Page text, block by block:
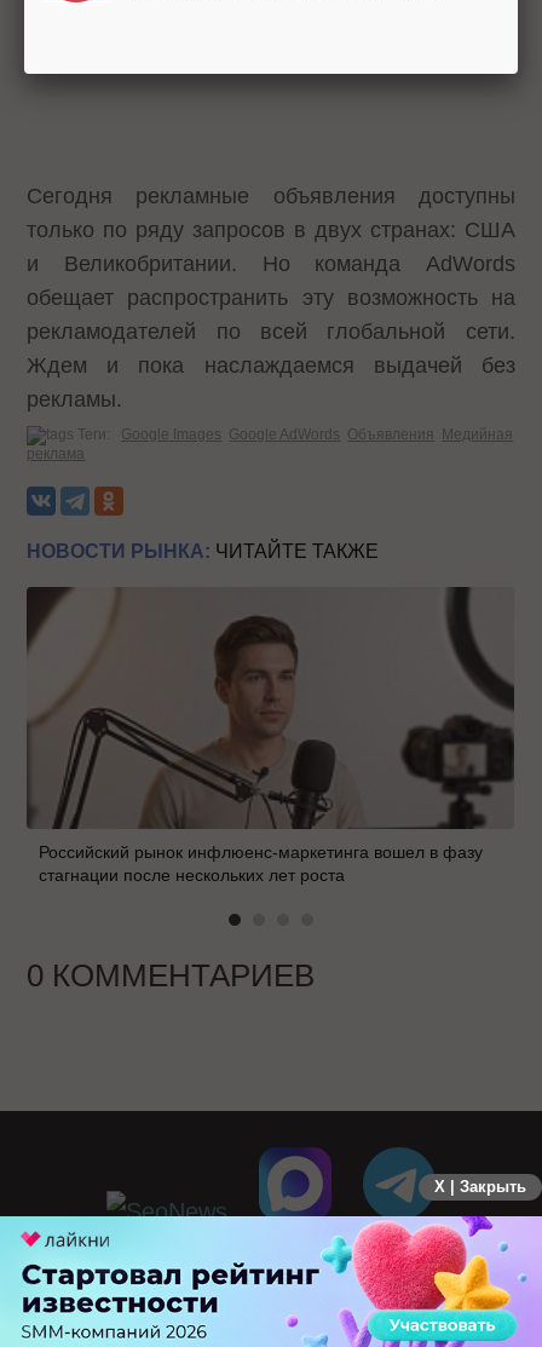
Сегодня рекламные объявления доступны
только по ряду запросов в двух странах: США
и Великобритании. Но команда AdWords
обещает распространить эту возможность на
рекламодателей по всей глобальной сети.
Ждем и пока наслаждаемся выдачей без
рекламы.
Теги: Google Images Google AdWords Объявления
Медийная
реклама
НОВОСТИ РЫНКА: ЧИТАЙТЕ ТАКЖЕ
Российский рынок инфлюенс-маркетинга вошел в фазу
стагнации после нескольких лет роста
0 КОММЕНТАРИЕВ
X | Закрыть
ПЕРЕЙТИ НА ПОЛНУЮ ВЕРСИЮ
© SEOnews.ru Все права защищены. 2026